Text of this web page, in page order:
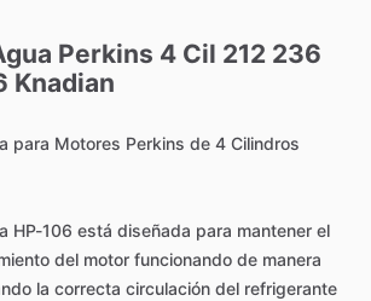
Perkins 4 Cil 212 236
Knadian
para Motores Perkins de 4 Cilindros
HP-106 está diseñada para mantener el
del motor funcionando de manera
la correcta circulación del refrigerante